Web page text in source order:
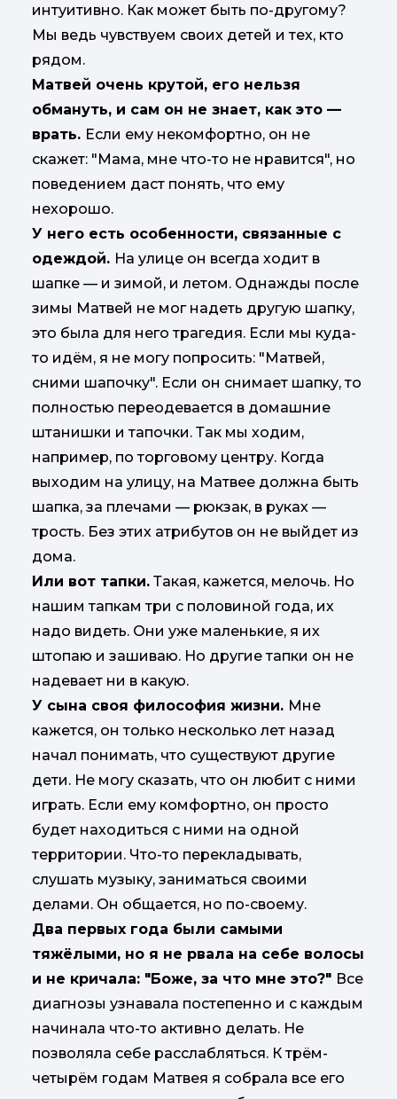
интуитивно. Как может быть по-другому?
Мы ведь чувствуем своих детей и тех, кто
рядом.
Матвей очень крутой, его нельзя
обмануть, и сам он не знает, как это —
врать. Если ему некомфортно, он не
скажет: "Мама, мне что-то не нравится", но
поведением даст понять, что ему
нехорошо.
У него есть особенности, связанные с
одеждой. На улице он всегда ходит в
шапке — и зимой, и летом. Однажды после
зимы Матвей не мог надеть другую шапку,
это была для него трагедия. Если мы куда-
то идём, я не могу попросить: "Матвей,
сними шапочку". Если он снимает шапку, то
полностью переодевается в домашние
штанишки и тапочки. Так мы ходим,
например, по торговому центру. Когда
выходим на улицу, на Матвее должна быть
шапка, за плечами — рюкзак, в руках —
трость. Без этих атрибутов он не выйдет из
дома.
Или вот тапки. Такая, кажется, мелочь. Но
нашим тапкам три с половиной года, их
надо видеть. Они уже маленькие, я их
штопаю и зашиваю. Но другие тапки он не
надевает ни в какую.
У сына своя философия жизни. Мне
кажется, он только несколько лет назад
начал понимать, что существуют другие
дети. Не могу сказать, что он любит с ними
играть. Если ему комфортно, он просто
будет находиться с ними на одной
территории. Что-то перекладывать,
слушать музыку, заниматься своими
делами. Он общается, но по-своему.
Два первых года были самыми
тяжёлыми, но я не рвала на себе волосы
и не кричала: "Боже, за что мне это?" Все
диагнозы узнавала постепенно и с каждым
начинала что-то активно делать. Не
позволяла себе расслабляться. К трём-
четырём годам Матвея я собрала все его